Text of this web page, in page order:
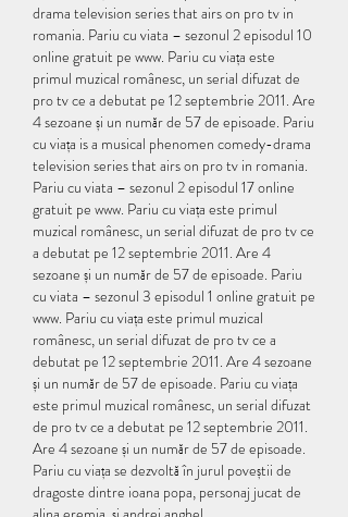
drama television series that airs on pro tv in
romania. Pariu cu viata – sezonul 2 episodul 10
online gratuit pe www. Pariu cu viața este
primul muzical românesc, un serial difuzat de
pro tv ce a debutat pe 12 septembrie 2011. Are
4 sezoane și un număr de 57 de episoade. Pariu
cu viața is a musical phenomen comedy-drama
television series that airs on pro tv in romania.
Pariu cu viata – sezonul 2 episodul 17 online
gratuit pe www. Pariu cu viața este primul
muzical românesc, un serial difuzat de pro tv ce
a debutat pe 12 septembrie 2011. Are 4
sezoane și un număr de 57 de episoade. Pariu
cu viata – sezonul 3 episodul 1 online gratuit pe
www. Pariu cu viața este primul muzical
românesc, un serial difuzat de pro tv ce a
debutat pe 12 septembrie 2011. Are 4 sezoane
și un număr de 57 de episoade. Pariu cu viața
este primul muzical românesc, un serial difuzat
de pro tv ce a debutat pe 12 septembrie 2011.
Are 4 sezoane și un număr de 57 de episoade.
Pariu cu viața se dezvoltă în jurul poveștii de
dragoste dintre ioana popa, personaj jucat de